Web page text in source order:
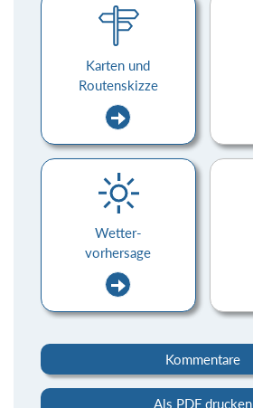
Karten und
Routenskizze
Wetter-
vorhersage
Kommentare
Als PDF drucken